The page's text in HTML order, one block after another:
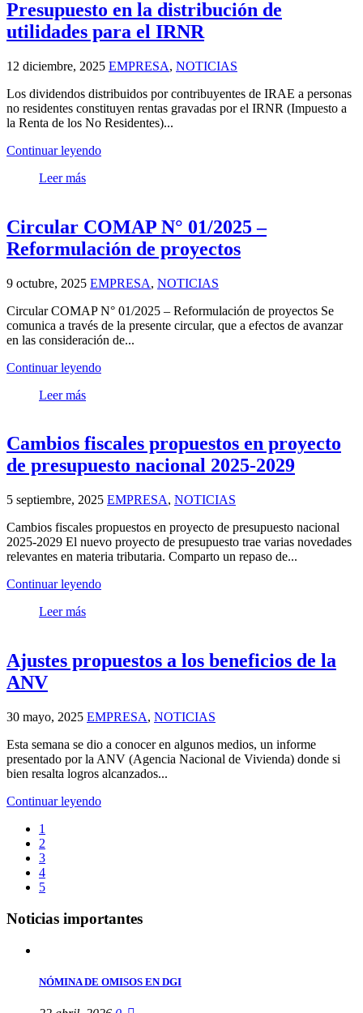
Presupuesto en la distribución de
utilidades para el IRNR
12 diciembre, 2025 EMPRESA, NOTICIAS
Los dividendos distribuidos por contribuyentes de IRAE a personas
no residentes constituyen rentas gravadas por el IRNR (Impuesto a
la Renta de los No Residentes)...
Continuar leyendo
Leer más
Circular COMAP N° 01/2025 –
Reformulación de proyectos
9 octubre, 2025 EMPRESA, NOTICIAS
Circular COMAP N° 01/2025 – Reformulación de proyectos Se
comunica a través de la presente circular, que a efectos de avanzar
en las consideración de...
Continuar leyendo
Leer más
Cambios fiscales propuestos en proyecto
de presupuesto nacional 2025-2029
5 septiembre, 2025 EMPRESA, NOTICIAS
Cambios fiscales propuestos en proyecto de presupuesto nacional
2025-2029 El nuevo proyecto de presupuesto trae varias novedades
relevantes en materia tributaria. Comparto un repaso de...
Continuar leyendo
Leer más
Ajustes propuestos a los beneficios de la
ANV
30 mayo, 2025 EMPRESA, NOTICIAS
Esta semana se dio a conocer en algunos medios, un informe
presentado por la ANV (Agencia Nacional de Vivienda) donde si
bien resalta logros alcanzados...
Continuar leyendo
1
2
3
4
5
Noticias importantes
NÓMINA DE OMISOS EN DGI